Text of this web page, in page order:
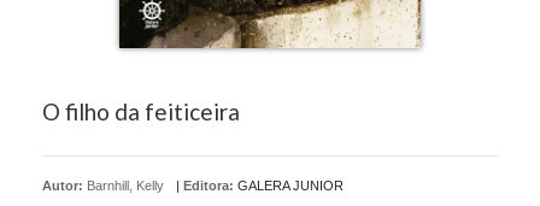
O filho da feiticeira
Autor: Barnhill, Kelly | Editora: GALERA JUNIOR